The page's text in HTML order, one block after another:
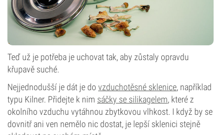
Teď už je potřeba je uchovat tak, aby zůstaly opravdu
křupavě suché.
Nejjednodušší je dát je do vzduchotěsné sklenice, například
typu Kilner. Přidejte k nim sáčky se silikagelem, které z
okolního vzduchu vytáhnou zbytkovou vlhkost. I když by se
dovnitř ani ven nemělo nic dostat, je lepší sklenici stejně